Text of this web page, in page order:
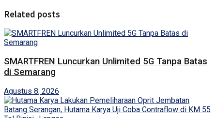
Related posts
SMARTFREN Luncurkan Unlimited 5G Tanpa Batas
di Semarang
Agustus 8, 2026